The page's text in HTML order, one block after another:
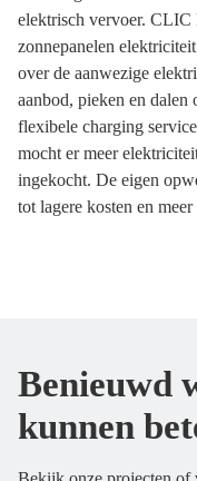
elektrisch vervoer.
zonnepanelen
over de aanwezige
aanbod, pieken en dalen
flexibele charging
mocht er meer
ingekocht. De eigen
tot lagere kosten en
Benieuwd
kunnen